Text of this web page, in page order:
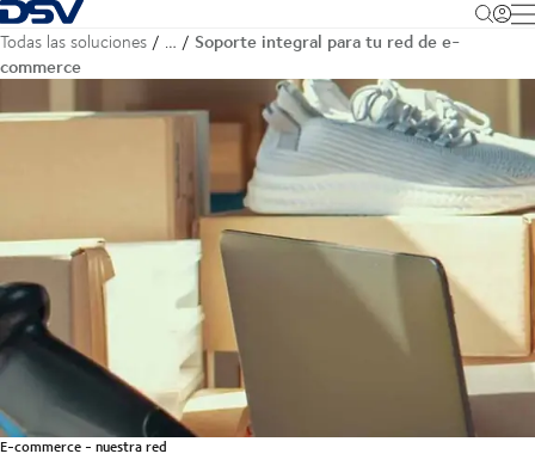
Volver a la página principal
Todas las soluciones …
Soporte integral para tu red de e-
commerce
E-commerce - nuestra red